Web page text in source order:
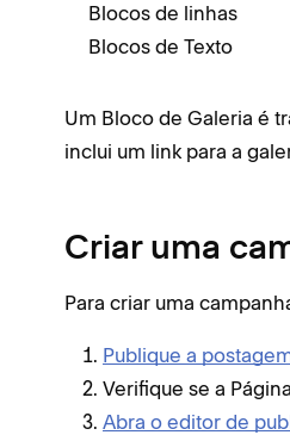
Blocos de linhas
Blocos de Texto
Um Bloco de Galeria é
inclui um link para a
Criar uma
Para criar uma
Publique a
Verifique se a
Abra o editor de